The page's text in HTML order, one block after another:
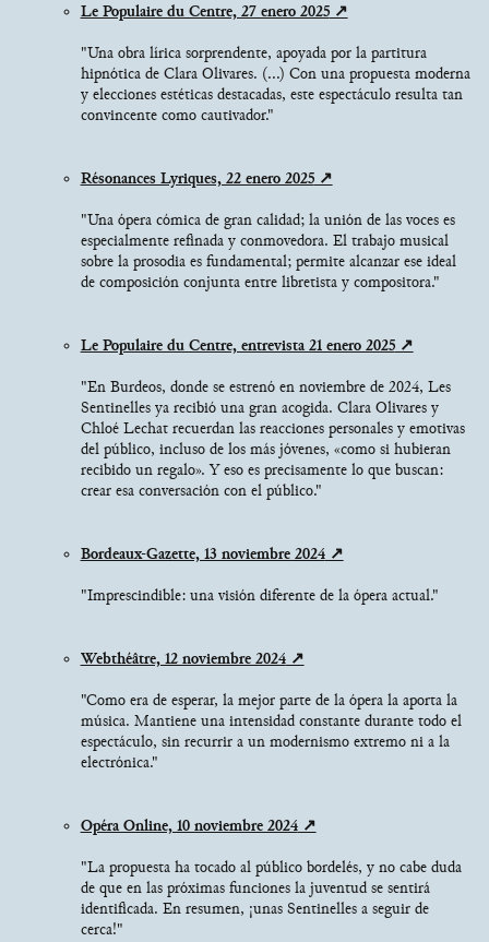
Le Populaire du Centre, 27 enero 2025
"Una obra lírica sorprendente, apoyada por la partitura
hipnótica de Clara Olivares. (...) Con una propuesta moderna
y elecciones estéticas destacadas, este espectáculo resulta tan
convincente como cautivador."
Résonances Lyriques, 22 enero 2025
"Una ópera cómica de gran calidad; la unión de las voces es
especialmente refinada y conmovedora. El trabajo musical
sobre la prosodia es fundamental; permite alcanzar ese ideal
de composición conjunta entre libretista y compositora."
Le Populaire du Centre, entrevista 21 enero 2025
"En Burdeos, donde se estrenó en noviembre de 2024, Les
Sentinelles ya recibió una gran acogida. Clara Olivares y
Chloé Lechat recuerdan las reacciones personales y emotivas
del público, incluso de los más jóvenes, «como si hubieran
recibido un regalo». Y eso es precisamente lo que buscan:
crear esa conversación con el público."
Bordeaux-Gazette, 13 noviembre 2024
"Imprescindible: una visión diferente de la ópera actual."
Webthéâtre, 12 noviembre 2024
"Como era de esperar, la mejor parte de la ópera la aporta la
música. Mantiene una intensidad constante durante todo el
espectáculo, sin recurrir a un modernismo extremo ni a la
electrónica."
Opéra Online, 10 noviembre 2024
"La propuesta ha tocado al público bordelés, y no cabe duda
de que en las próximas funciones la juventud se sentirá
identificada. En resumen, ¡unas Sentinelles a seguir de
cerca!"